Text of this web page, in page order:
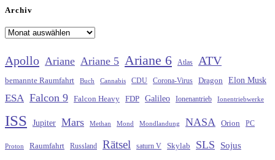
Archiv
Archiv
Apollo Ariane Ariane 5 Ariane 6 Atlas ATV
bemannte Raumfahrt Buch Cannabis CDU Corona-Virus Dragon Elon Musk
ESA Falcon 9 Falcon Heavy FDP Galileo Ionenantrieb Ionentriebwerke
ISS Jupiter Mars Methan Mond Mondlandung NASA Orion PC
Proton Raumfahrt Russland Rätsel saturn V Skylab SLS Sojus